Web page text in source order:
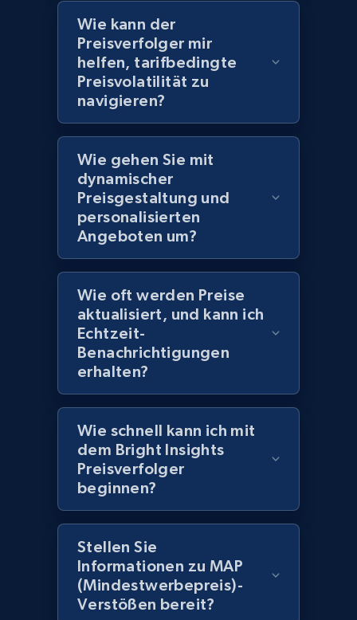
Title, Seller name, Brand, Description, Initial
price, Currency, Availability, Reviews count, and
2.1K+ 375+ Jetzt anfangen
Amazon products global dataset - Collects
products by specific category URL
Title, Seller name, Brand, Description, Initial
price, Currency, Availability, Reviews count, and
2.1K+ 375+ Jetzt anfangen
Amazon products global dataset -
Title, Seller name, Brand, Description, Initial
price, Currency, Availability, Reviews count, and
2.1K+ 375+
Amazon products global dataset - Collects
products by best sellers category URL
Title, Seller name, Brand, Description, Initial
Wie kann der
Preisverfolger mir
helfen, tarifbedingte
Preisvolatilität zu
navigieren?
Wie gehen Sie mit
dynamischer
Preisgestaltung und
personalisierten
Angeboten um?
Wie oft werden Preise
aktualisiert, und kann ich
Echtzeit-
Benachrichtigungen
erhalten?
Wie schnell kann ich mit
dem Bright Insights
Preisverfolger
beginnen?
Stellen Sie
Informationen zu MAP
(Mindestwerbepreis)-
Verstößen bereit?